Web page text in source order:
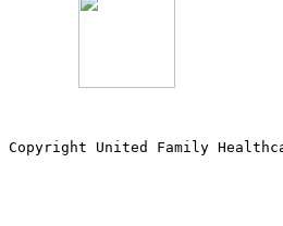
Copyright United Family